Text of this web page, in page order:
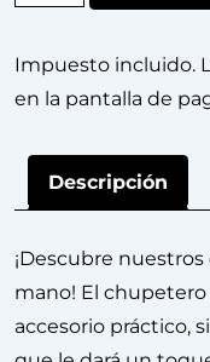
Impuesto incluido.
en la pantalla de
Descripción
¡Descubre
mano! El
accesorio práctico,